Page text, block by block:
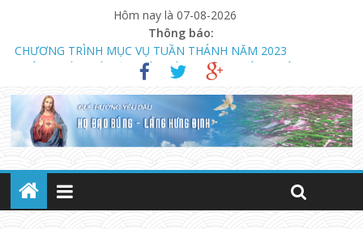
Hôm nay là 07-08-2026
Thông báo:
CHƯƠNG TRÌNH MỤC VỤ TUẦN THÁNH NĂM 2023
THÔNG BÁO MỞ LỚP GIÁO LÝ DỰ TÒNG HÔN NHÂN
NGÀY 13.08.2023 KHAI GIẢNG KHÓA GIÁO LÝ DỰ TÒNG VÀ
HÔN NHÂN (LÚC 18 GIỜ)